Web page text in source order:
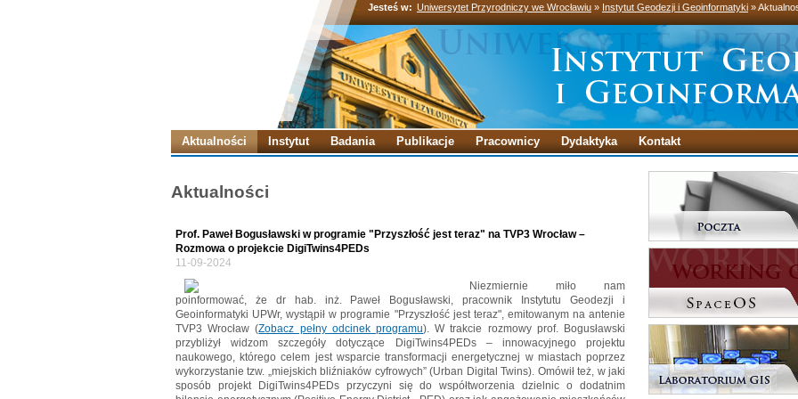
Jesteś w: Uniwersytet Przyrodniczy we Wrocławiu » Instytut Geodezji i Geoinformatyki »
Aktualności Instytut Badania Publikacje Pracownicy Dydaktyka Kontakt
Aktualności
Prof. Paweł Bogusławski w programie "Przyszłość jest teraz" na TVP3 Wrocław –
Rozmowa o projekcie DigiTwins4PEDs
11-09-2024
Niezmiernie miło nam
poinformować, że dr hab. inż. Paweł Bogusławski, pracownik Instytutu Geodezji i
Geoinformatyki UPWr, wystąpił w programie "Przyszłość jest teraz", emitowanym na antenie
TVP3 Wrocław (Zobacz pełny odcinek programu). W trakcie rozmowy prof. Bogusławski
przybliżył widzom szczegóły dotyczące DigiTwins4PEDs – innowacyjnego projektu
naukowego, którego celem jest wsparcie transformacji energetycznej w miastach poprzez
wykorzystanie tzw. „miejskich bliźniaków cyfrowych” (Urban Digital Twins). Omówił też, w jaki
sposób projekt DigiTwins4PEDs przyczyni się do współtworzenia dzielnic o dodatnim